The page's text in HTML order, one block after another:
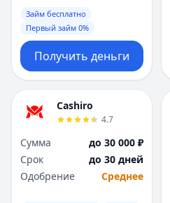
Займ бесплатно
Первый займ 0%
Получить деньги
Cashiro
4.7
Сумма
до 30 000 ₽
Срок
до 30 дней
Одобрение
Среднее